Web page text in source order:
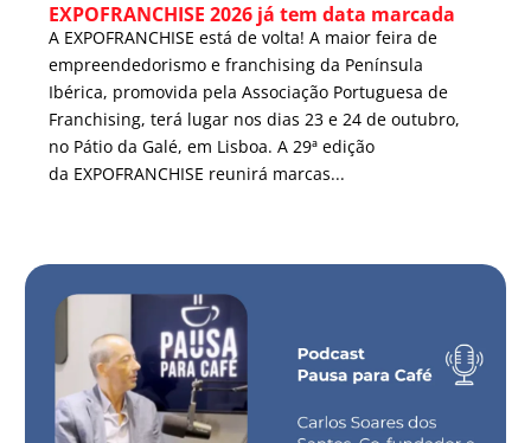
EXPOFRANCHISE 2026 já tem data marcada
A EXPOFRANCHISE está de volta! A maior feira de
empreendedorismo e franchising da Península
Ibérica, promovida pela Associação Portuguesa de
Franchising, terá lugar nos dias 23 e 24 de outubro,
no Pátio da Galé, em Lisboa. A 29ª edição
da EXPOFRANCHISE reunirá marcas...